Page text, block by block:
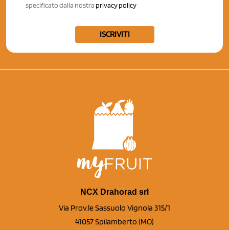
specificato dalla nostra privacy policy
ISCRIVITI
NCX Drahorad srl
Via Prov.le Sassuolo Vignola 315/1
41057 Spilamberto (MO)